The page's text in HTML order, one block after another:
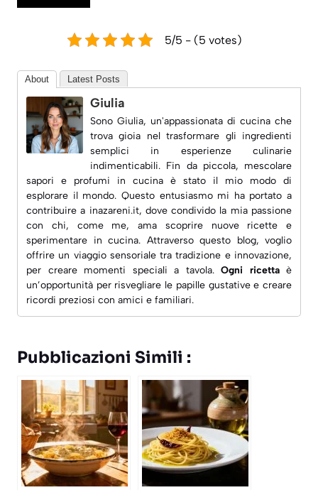
5/5 - (5 votes)
About Latest Posts
Giulia
Sono Giulia, un'appassionata di cucina che
trova gioia nel trasformare gli ingredienti
semplici in esperienze culinarie
indimenticabili. Fin da piccola, mescolare
sapori e profumi in cucina è stato il mio modo di
esplorare il mondo. Questo entusiasmo mi ha portato a
contribuire a inazareni.it, dove condivido la mia passione
con chi, come me, ama scoprire nuove ricette e
sperimentare in cucina. Attraverso questo blog, voglio
offrire un viaggio sensoriale tra tradizione e innovazione,
per creare momenti speciali a tavola. Ogni ricettaè
un’opportunità per risvegliare le papille gustative e creare
ricordi preziosi con amici e familiari.
Pubblicazioni Simili :